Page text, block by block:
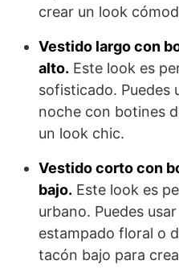
crear un look
Vestido largo con
alto. Este look es
sofisticado. Puedes
noche con botines
un look chic.
Vestido corto con
bajo. Este look es
urbano. Puedes
estampado floral o
tacón bajo para